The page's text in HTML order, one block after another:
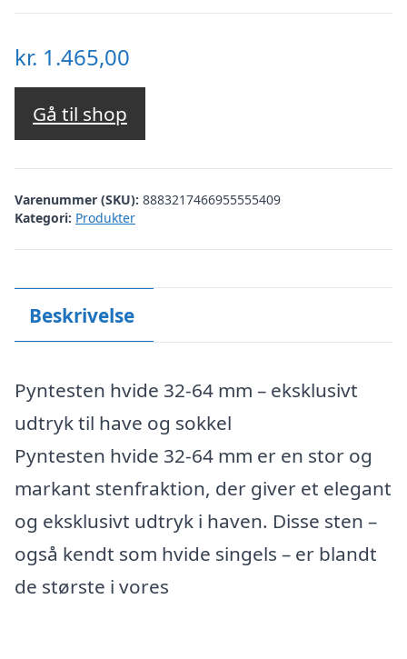
kr. 1.465,00
Gå til shop
Varenummer (SKU): 8883217466955555409
Kategori: Produkter
Beskrivelse
Pyntesten hvide 32-64 mm – eksklusivt
udtryk til have og sokkel
Pyntesten hvide 32-64 mm er en stor og
markant stenfraktion, der giver et elegant
og eksklusivt udtryk i haven. Disse sten –
også kendt som hvide singels – er blandt
de største i vores